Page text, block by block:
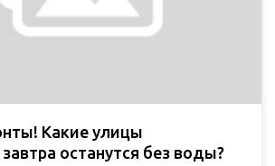
Какие улицы
останутся без воды?